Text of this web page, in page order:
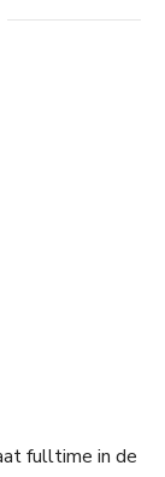
fulltime in de